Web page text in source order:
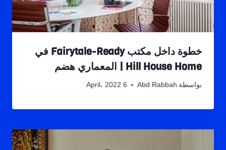
خطوة داخل مكتب Fairytale-Ready في
Hill House Home | المعماري هضم
بواسطة Abd Rabbah 6 April، 2022